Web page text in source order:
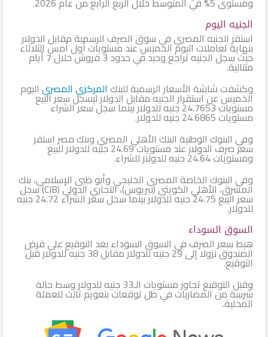
الجنيه اليوم
استقر الجنيه المصري في سوق الصرف الرسمية مقابل الدولار
بنهاية تعاملات اليوم الخميس عند مستويات أول أمس الثلاثاء
حيث سجل الجنيه تراجع وحيد في حدود 3 قروش خلال 7 أيام
متتالية.
وكشفت شاشة الأسعار الرسمية للبنك المركزي المصري اليوم
الخميس عن استقرار الجنيه مقابل الدولار ليسجل سعر البيع
مستويات 24.7653 جنيه للدولار بينما سجل سعر الشراء
مستويات 24.6865 جنيه للدولار.
وفي البنوك الوطنية البنك الأهلي المصري وبنك مصر استقر
سعر صرف الدولار عند مستويات 24.69 جنيه للدولار للبيع
ومستويات 24.64 جنيه للدولار للشراء.
وفي البنوك الخاصة المصري الخليجي وأبو ظبى الإسلامي، بنك
المشرق، الأهلي الكويتي (بيريوس)، التجاري الدولي (CIB) سجل
سعر البيع 24.75 جنيه للدولار بينما سجل سعر الشراء 24.72 جنيه
للدولار.
السوق السوداء
هبط سعر الصرف في السوق السوداء بعد التوقيع على قرض
الصندوق نزولا إلى 29 جنيه للدولار مقابل 38 جنيه للدولار قبل
التوقيع.
وقبل التوقيع تجاوز مستويات الـ33 جنيه للدولار وسط حالة
شرسة من المضاربات في ظل توقعات بتعويم ثالث للعملة
المحلية.